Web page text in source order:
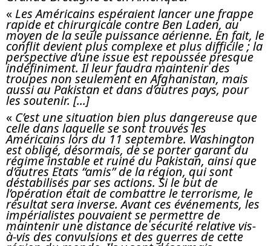
« Les Américains espéraient lancer une frappe
rapide et chirurgicale contre Ben Laden, au
moyen de la seule puissance aérienne. En fait, le
conflit devient plus complexe et plus difficile ; la
perspective d’une issue est repoussée presque
indéfiniment. Il leur faudra maintenir des
troupes non seulement en Afghanistan, mais
aussi au Pakistan et dans d’autres pays, pour
les soutenir. [...]
« C’est une situation bien plus dangereuse que
celle dans laquelle se sont trouvés les
Américains lors du 11 septembre. Washington
est obligé, désormais, de se porter garant du
régime instable et ruiné du Pakistan, ainsi que
d’autres Etats “amis” de la région, qui sont
déstabilisés par ses actions. Si le but de
l’opération était de combattre le terrorisme, le
résultat sera inverse. Avant ces événements, les
impérialistes pouvaient se permettre de
maintenir une distance de sécurité relative vis-
à-vis des convulsions et des guerres de cette